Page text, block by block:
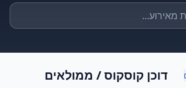
דוכן קוסקוס / ממולאים